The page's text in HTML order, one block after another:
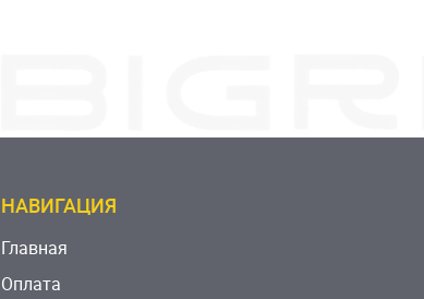
НАВИГАЦИЯ
Главная
Оплата